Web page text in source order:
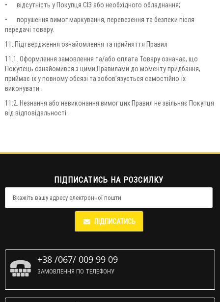
•
відсутність у Покупця СІЗ або необхідного обладнання;
•
порушення вимог маркування, перевезення та безпеки після
передачі товару.
11. Підтвердження ознайомлення та прийняття Правил
11.1. Оформлення замовлення та/або оплата Товару означає, що
Покупець ознайомився з цими Правилами до моменту придбання,
приймає їх у повному обсязі та зобов’язується самостійно їх
виконувати.
11.2. Незнання або невиконання вимог цих Правил не звільняє Покупця
від відповідальності.
ПІДПИСАТИСЬ НА РОЗСИЛКУ
ПІДПИСАТИСЬ
+38 /067/ 009 99 09
ЗАМОВЛЕННЯ ПО ТЕЛЕФОНУ